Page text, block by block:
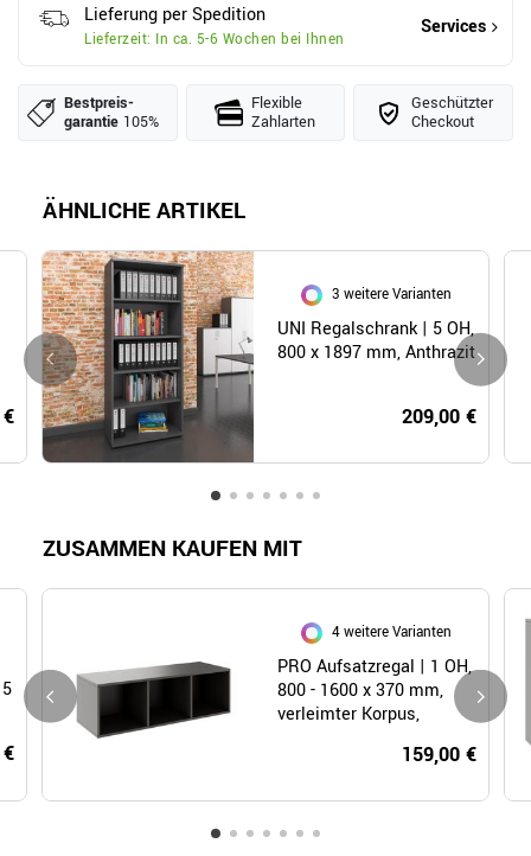
Lieferung per Spedition
Lieferzeit: In ca. 5-6 Wochen bei Ihnen
Services
Bestpreis­
garantie 105%
Flexible
Zahlarten
Geschützter
Checkout
ÄHNLICHE ARTIKEL
3 weitere Varianten
UNI Regalschrank | 5 OH,
800 x 1897 mm, Anthrazit
209,00 €
ZUSAMMEN KAUFEN MIT
4 weitere Varianten
PRO Aufsatzregal | 1 OH,
800 - 1600 x 370 mm,
verleimter Korpus,
159,00 €